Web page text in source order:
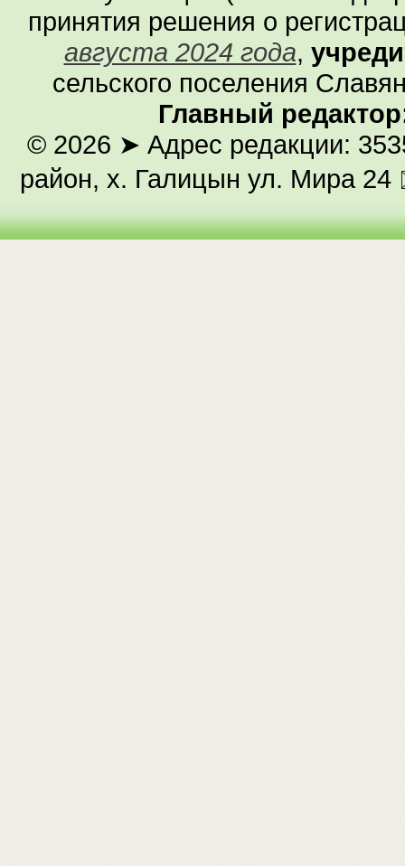
принятия решения о
августа 2024 года,
сельского поселения
Главный
© 2026 ➤ Адрес редакции:
район, х. Галицын ул. Мира